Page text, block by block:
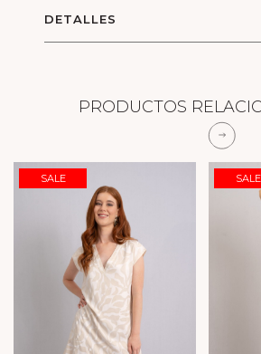
DETALLES
PRODUCTOS
SALE SALE